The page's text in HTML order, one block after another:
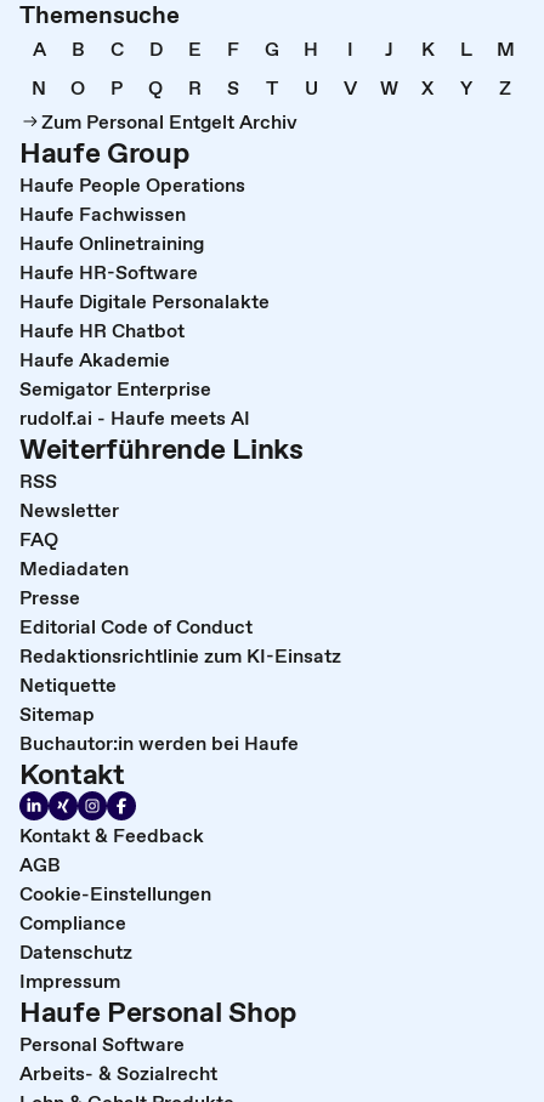
Themensuche
A B C D E F G H I J K L
M
N
O P Q R S T U V W X Y
Z
Zum Personal Entgelt Archiv
Haufe Group
Haufe People Operations
Haufe Fachwissen
Haufe Onlinetraining
Haufe HR-Software
Haufe Digitale Personalakte
Haufe HR Chatbot
Haufe Akademie
Semigator Enterprise
rudolf.ai - Haufe meets AI
Weiterführende Links
RSS
Newsletter
FAQ
Mediadaten
Presse
Editorial Code of Conduct
Redaktionsrichtlinie zum KI-Einsatz
Netiquette
Sitemap
Buchautor:in werden bei Haufe
Kontakt
Kontakt & Feedback
AGB
Cookie-Einstellungen
Compliance
Datenschutz
Impressum
Haufe Personal Shop
Personal Software
Arbeits- & Sozialrecht